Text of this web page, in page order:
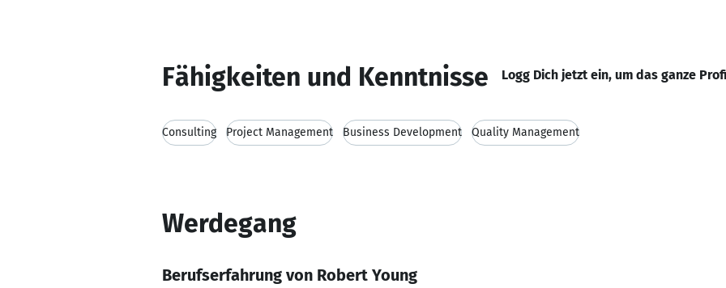
Fähigkeiten und Kenntnisse Logg Dich jetzt ein, um das ganze
Consulting Project Management Business Development Quality Management
Werdegang
Berufserfahrung von Robert Young